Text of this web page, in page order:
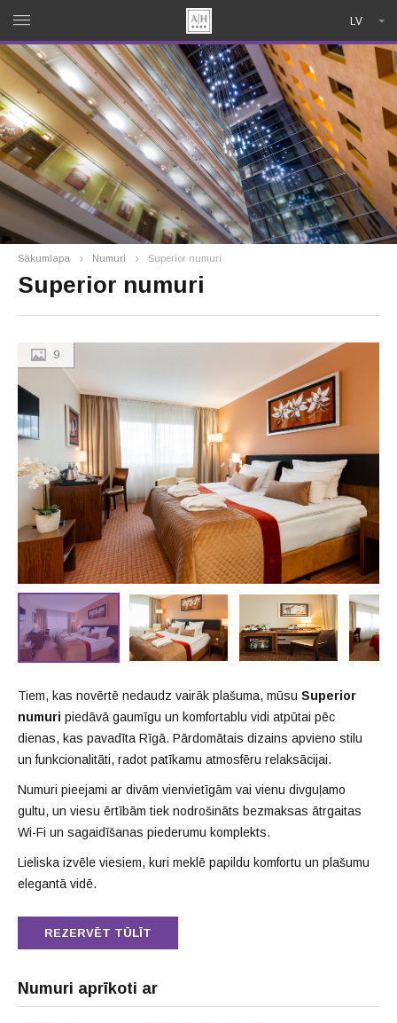
LV
Sākumlapa Numuri Superior numuri
Superior numuri
9
Tiem, kas novērtē nedaudz vairāk plašuma, mūsu Superior
numuri piedāvā gaumīgu un komfortablu vidi atpūtai pēc
dienas, kas pavadīta Rīgā. Pārdomātais dizains apvieno stilu
un funkcionalitāti, radot patīkamu atmosfēru relaksācijai.
Numuri pieejami ar divām vienvietīgām vai vienu divguļamo
gultu, un viesu ērtībām tiek nodrošināts bezmaksas ātrgaitas
Wi-Fi un sagaidīšanas piederumu komplekts.
Lieliska izvēle viesiem, kuri meklē papildu komfortu un plašumu
elegantā vidē.
REZERVĒT TŪLĪT
Numuri aprīkoti ar